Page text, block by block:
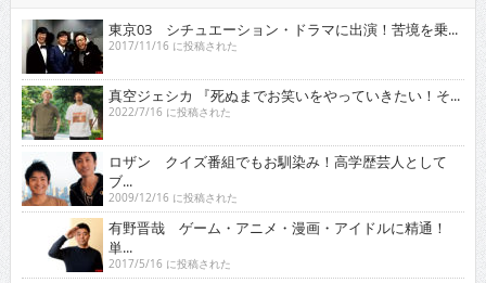
東京03 シチュエーション・ドラマに出演！苦境を乗...
2017/11/16 に投稿された
真空ジェシカ 『死ぬまでお笑いをやっていきたい！そ...
2022/7/16 に投稿された
ロザン クイズ番組でもお馴染み！高学歴芸人として
ブ...
2009/12/16 に投稿された
有野晋哉 ゲーム・アニメ・漫画・アイドルに精通！
単...
2017/5/16 に投稿された